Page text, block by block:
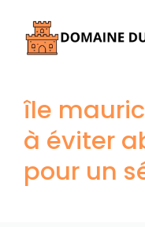
contenu
île
à éviter
pour un